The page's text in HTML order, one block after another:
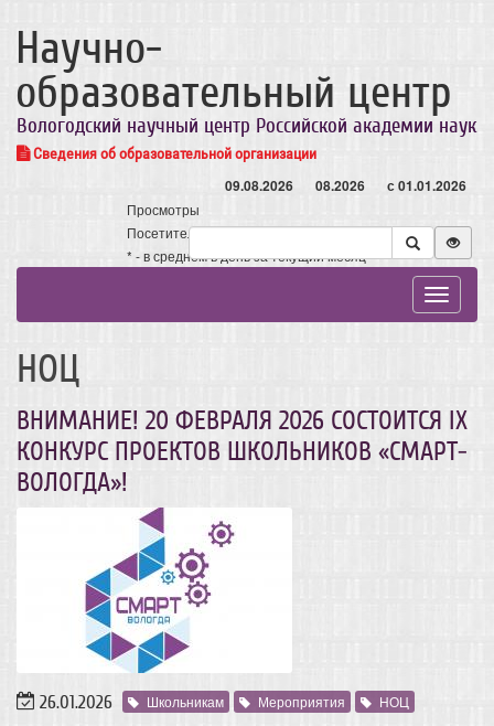
Научно-
образовательный центр
Вологодский научный центр Российской академии наук
Сведения об образовательной организации
09.08.2026 08.2026 с 01.01.2026
Просмотры
Посетители
* - в среднем в день за текущий месяц
Toggle
НОЦ
ВНИМАНИЕ! 20 ФЕВРАЛЯ 2026 СОСТОИТСЯ IX
КОНКУРС ПРОЕКТОВ ШКОЛЬНИКОВ «СМАРТ-
ВОЛОГДА»!
26.01.2026 Школьникам Мероприятия НОЦ